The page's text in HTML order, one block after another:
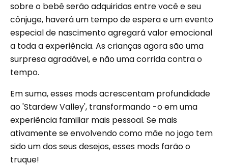
sobre o bebê serão adquiridas entre você e seu
cônjuge, haverá um tempo de espera e um evento
especial de nascimento agregará valor emocional
a toda a experiência. As crianças agora são uma
surpresa agradável, e não uma corrida contra o
tempo.
Em suma, esses mods acrescentam profundidade
ao 'Stardew Valley', transformando -o em uma
experiência familiar mais pessoal. Se mais
ativamente se envolvendo como mãe no jogo tem
sido um dos seus desejos, esses mods farão o
truque!